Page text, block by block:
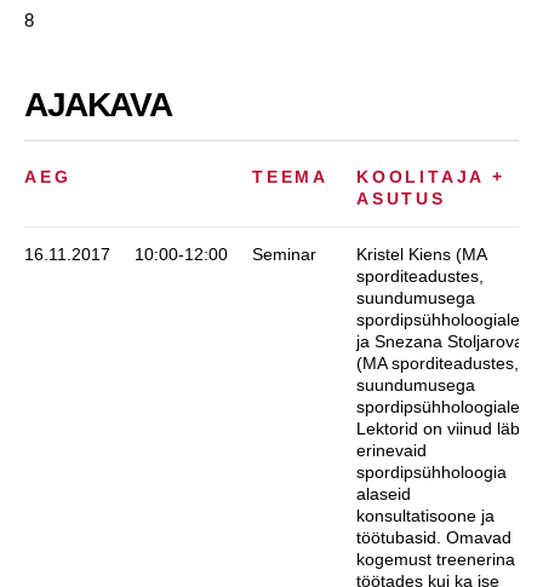
8
AJAKAVA
AEG TEEMA
KOOLITAJA +
ASUTUS
16.11.2017 10:00-12:00 Seminar
Kristel Kiens (MA
sporditeadustes,
suundumusega
spordipsühholoogiale)
ja Snezana Stoljarova
(MA sporditeadustes,
suundumusega
spordipsühholoogiale).
Lektorid on viinud läbi
erinevaid
spordipsühholoogia
alaseid
konsultatisoone ja
töötubasid. Omavad
kogemust treenerina
töötades kui ka ise